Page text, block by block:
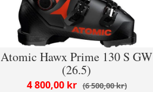
Atomic Hawx Prime 130 S GW
(26.5)
6 500,00 kr
4 800,00 kr